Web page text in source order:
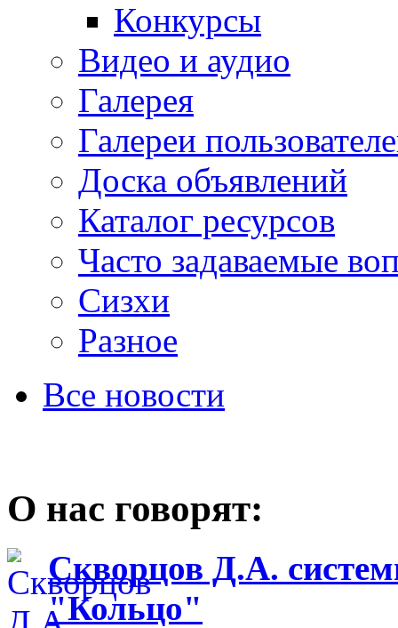
Конкурсы
Видео и аудио
Галерея
Галереи
Доска объявлений
Каталог ресурсов
Часто задаваемые
Сизхи
Разное
Все новости
О нас говорят:
Скворцов Д.А.
"Кольцо"